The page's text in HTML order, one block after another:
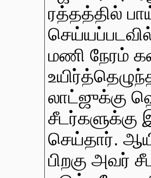
ரத்தத்தில்
மணி நேரம்
லாட்ஜுக்கு
சீடர்களுக்கு
செய்தார்.
பிறகு அவர்